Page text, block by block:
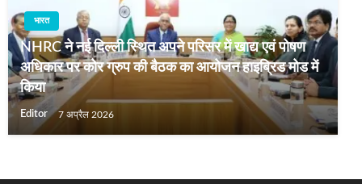
भारत
NHRC ने नई दिल्ली स्थित अपने परिसर में खाद्य एवं पोषण
अधिकार पर कोर ग्रुप की बैठक का आयोजन हाइब्रिड मोड में
किया
Editor 7 अप्रैल 2026